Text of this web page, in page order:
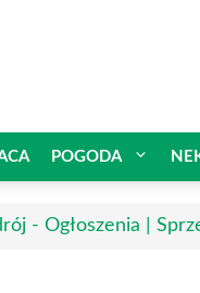
POGODA
- Ogłoszenia |